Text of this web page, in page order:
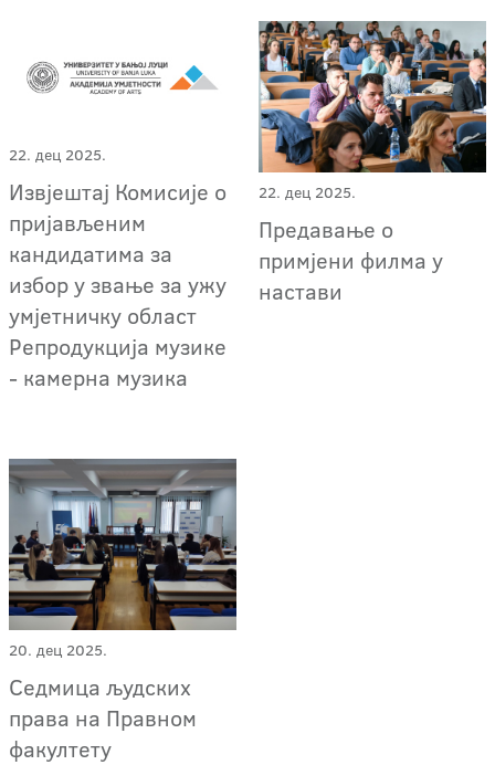
22. дец 2025.
Извјештај Комисије о
пријављеним
кандидатима за
избор у звање за ужу
умјетничку област
Репродукција музике
- камерна музика
22. дец 2025.
Предавање о
примјени филма у
настави
20. дец 2025.
Седмица људских
права на Правном
факултету